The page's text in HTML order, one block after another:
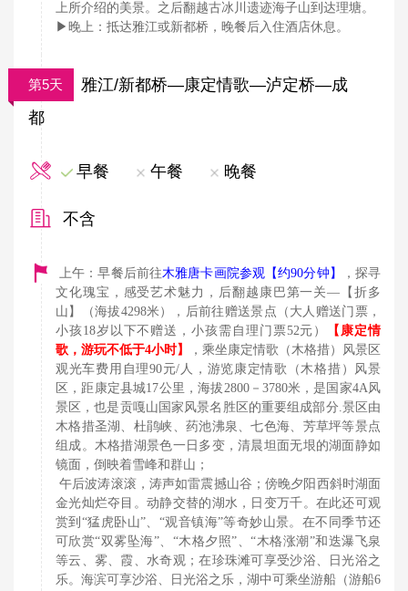
上所介绍的美景。之后翻越古冰川遗迹海子山到达理塘。
▶晚上：抵达雅江或新都桥，晚餐后入住酒店休息。
第5天
雅江/新都桥—康定情歌—泸定桥—成
都
早餐 午餐 晚餐
不含
上午：早餐后前往木雅唐卡画院参观【约90分钟】
，探寻
文化瑰宝，感受艺术魅力 ， 后翻越康巴第一关—【折多
山】（海拔4298米），后前往赠送景点（大人赠送门票，
小孩18岁以下不赠送，小孩需自理门票52元）
【康定情
歌，游玩不低于4小时】
，乘坐康定情歌（木格措）风景区
观光车费用自理90元/人，游览康定情歌（木格措）风景
区，距康定县城17公里，海拔2800－3780米，是国家4A风
景区，也是贡嘎山国家风景名胜区的重要组成部分.景区由
木格措圣湖、杜鹃峡、药池沸泉、七色海、芳草坪等景点
组成。木格措湖景色一日多变，清晨坦面无垠的湖面静如
镜面，倒映着雪峰和群山；
午后波涛滚滚，涛声如雷震撼山谷；傍晚夕阳西斜时湖面
金光灿烂夺目。动静交替的湖水，日变万千。在此还可观
赏到“猛虎卧山”、“观音镇海”等奇妙山景。在不同季节还
可欣赏“双雾坠海”、“木格夕照”、“木格涨潮”和迭瀑飞泉
等云、雾、霞、水奇观；在珍珠滩可享受沙浴、日光浴之
乐。海滨可享沙浴、日光浴之乐，湖中可乘坐游船（游船6